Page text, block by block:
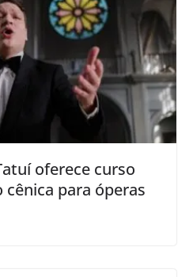
oferece curso
para óperas